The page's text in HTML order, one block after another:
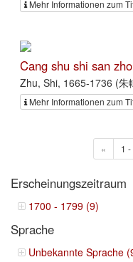
Mehr Informationen zum
Cang shu shi san
Zhu, Shi, 1665-1736 (朱
Mehr Informationen zum
« 1
Erscheinungszeitraum
1700 - 1799 (9)
Sprache
Unbekannte Sprache